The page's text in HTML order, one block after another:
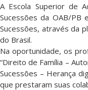
A Escola Superior de
Sucessões da OAB/PB
Sucessões, através da
do Brasil.
Na oportunidade, os
“Direito de Família –
Sucessões – Herança
que prestaram suas